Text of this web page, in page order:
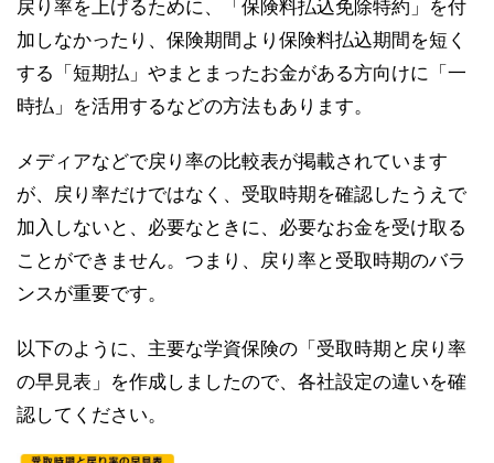
戻り率を上げるために、「保険料払込免除特約」を付
加しなかったり、保険期間より保険料払込期間を短く
する「短期払」やまとまったお金がある方向けに「一
時払」を活用するなどの方法もあります。
メディアなどで戻り率の比較表が掲載されています
が、戻り率だけではなく、受取時期を確認したうえで
加入しないと、必要なときに、必要なお金を受け取る
ことができません。つまり、戻り率と受取時期のバラ
ンスが重要です。
以下のように、主要な学資保険の「受取時期と戻り率
の早見表」を作成しましたので、各社設定の違いを確
認してください。